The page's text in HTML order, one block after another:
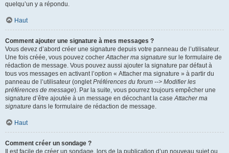
quelqu’un y a répondu.
Haut
Comment ajouter une signature à mes messages ?
Vous devez d’abord créer une signature depuis votre panneau de l’utilisateur.
Une fois créée, vous pouvez cocherAttacher ma signature sur le formulaire de
rédaction de message. Vous pouvez aussi ajouter la signature par défaut à
tous vos messages en activant l’option « Attacher ma signature » à partir du
panneau de l’utilisateur (ongletPréférences du forum --> Modifier les
préférences de message). Par la suite, vous pourrez toujours empêcher une
signature d’être ajoutée à un message en décochant la caseAttacher ma
signature dans le formulaire de rédaction de message.
Haut
Comment créer un sondage ?
Il est facile de créer un sondage, lors de la publication d’un nouveau sujet ou